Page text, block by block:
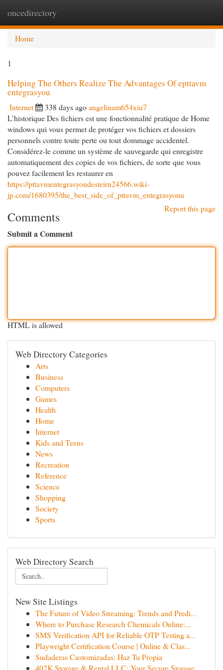
oncedirectory
Home
1
Helping The Others Realize The Advantages Of epttavm
entegrasyou
Internet 338 days agoangelinam654xiu7
L’historique Des fichiers est une fonctionnalité pratique de Home
windows qui vous permet de protéger vos fichiers et dossiers
personnels contre toute perte ou tout dommage accidentel.
Considérez-le comme un système de sauvegarde qui enregistre
automatiquement des copies de vos fichiers, de sorte que vous
pouvez facilement les restaurer en
https://pttavmentegrasyondesteirn24566.wiki-
jp.com/1680395/the_best_side_of_pttavm_entegrasyonu
Report this page
Comments
Submit a Comment
HTML is allowed
Web Directory Categories
Arts
Business
Computers
Games
Health
Home
Internet
Kids and Teens
News
Recreation
Reference
Science
Shopping
Society
Sports
Web Directory Search
New Site Listings
The Future of Video Streaming: Trends and Predi...
Where to Purchase Research Chemicals Online:...
SMS Verification API for Reliable OTP Testing a...
Playwright Certification Course | Online & Clas...
Sudaderas Customizadas: Haz Tu Propia
402K Storage & Rental LLC: Your Secure Storage ...